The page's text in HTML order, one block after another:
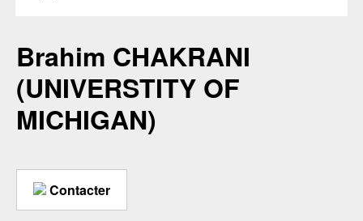
Brahim CHAKRANI
(UNIVERSTITY OF
MICHIGAN)
Contacter